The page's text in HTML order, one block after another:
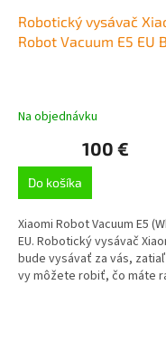
Robotický vysávač
Robot Vacuum E5 EU
Na objednávku
100 €
Do košíka
Xiaomi Robot Vacuum E5
EU. Robotický vysávač
bude vysávať za vás,
vy môžete robiť, čo máte